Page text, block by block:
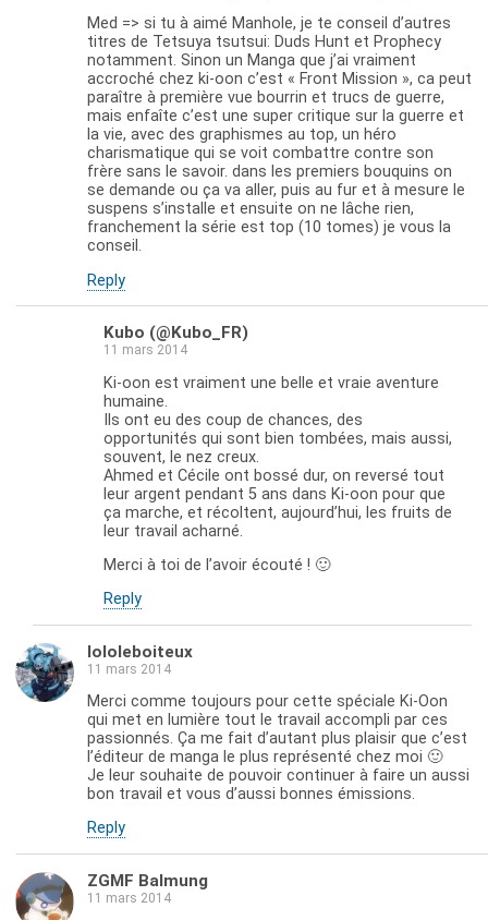
Med => si tu à aimé Manhole, je te conseil d’autres
titres de Tetsuya tsutsui: Duds Hunt et Prophecy
notamment. Sinon un Manga que j’ai vraiment
accroché chez ki-oon c’est « Front Mission », ca peut
paraître à première vue bourrin et trucs de guerre,
mais enfaîte c’est une super critique sur la guerre et
la vie, avec des graphismes au top, un héro
charismatique qui se voit combattre contre son
frère sans le savoir. dans les premiers bouquins on
se demande ou ça va aller, puis au fur et à mesure le
suspens s’installe et ensuite on ne lâche rien,
franchement la série est top (10 tomes) je vous la
conseil.
Reply
Kubo (@Kubo_FR)
11 mars 2014
Ki-oon est vraiment une belle et vraie aventure
humaine.
Ils ont eu des coup de chances, des
opportunités qui sont bien tombées, mais aussi,
souvent, le nez creux.
Ahmed et Cécile ont bossé dur, on reversé tout
leur argent pendant 5 ans dans Ki-oon pour que
ça marche, et récoltent, aujourd’hui, les fruits de
leur travail acharné.
Merci à toi de l’avoir écouté ! 🙂
Reply
lololeboiteux
11 mars 2014
Merci comme toujours pour cette spéciale Ki-Oon
qui met en lumière tout le travail accompli par ces
passionnés. Ça me fait d’autant plus plaisir que c’est
l’éditeur de manga le plus représenté chez moi 🙂
Je leur souhaite de pouvoir continuer à faire un aussi
bon travail et vous d’aussi bonnes émissions.
Reply
ZGMF Balmung
11 mars 2014